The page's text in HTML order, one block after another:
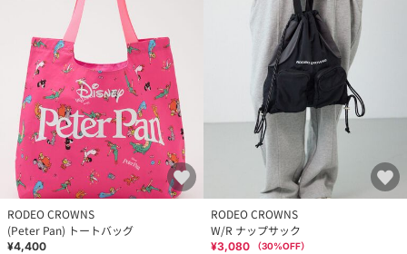
RODEO CROWNS
(Peter Pan) トートバッグ
¥4,400
RODEO CROWNS
W/R ナップサック
¥3,080 （30%OFF）